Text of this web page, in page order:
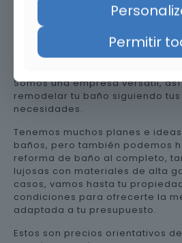
Precio de
Somos una empresa versátil,
remodelar tu baño siguiendo
necesidades.
Tenemos muchos planes e
baños, pero también podemos
reforma de baño al completo,
lujosas con materiales de alta
casos, vamos hasta tu
condiciones para ofrecerte la
adaptada a tu presupuesto.
Estos son precios orientativos
Permitir